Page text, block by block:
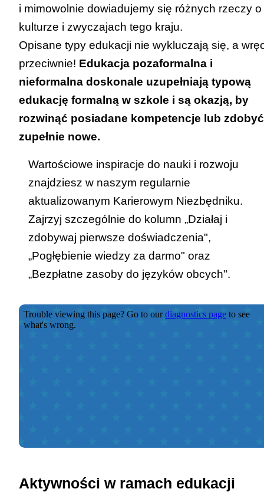
i mimowolnie dowiadujemy się różnych rzeczy o
kulturze i zwyczajach tego kraju.
Opisane typy edukacji nie wykluczają się, a
przeciwnie! Edukacja pozaformalna i
nieformalna doskonale uzupełniają typową
edukację formalną w szkole i są okazją, by
rozwinąć posiadane kompetencje lub zdobyć
zupełnie nowe.
Wartościowe inspiracje do nauki i rozwoju
znajdziesz w naszym regularnie
aktualizowanym Karierowym Niezbędniku.
Zajrzyj szczególnie do kolumn „Działaj i
zdobywaj pierwsze doświadczenia",
„Pogłębienie wiedzy za darmo" oraz
„Bezpłatne zasoby do języków obcych".
Aktywności w ramach edukacji